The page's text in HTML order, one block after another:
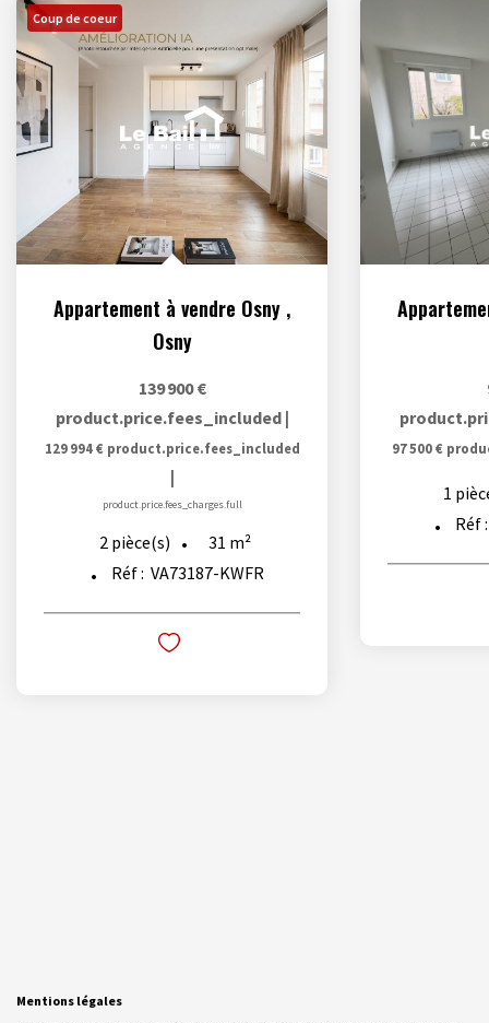
Coup de coeur
Appartement à vendre Osny ,
Osny
139 900 €
product.price.fees_included |
129 994 € product.price.fees_included
|
product.price.fees_charges.full
2 pièce(s) 31 m²
Réf : VA73187-KWFR
97 500 €
1
Réf
Mentions légales